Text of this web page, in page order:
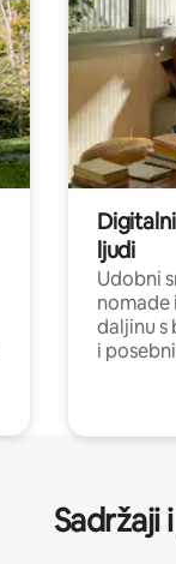
ljudi
Udobni
nomade
daljinu
i
Sadržaji